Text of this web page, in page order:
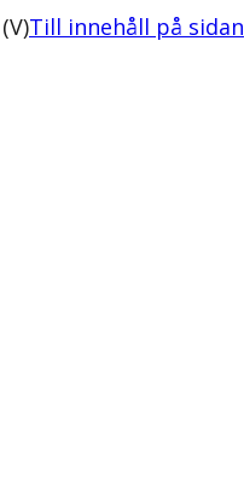
Till innehåll på sidan